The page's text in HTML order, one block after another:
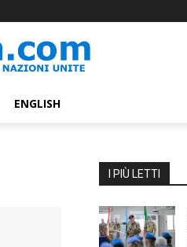
ENGLISH
I PIÙ LETTI